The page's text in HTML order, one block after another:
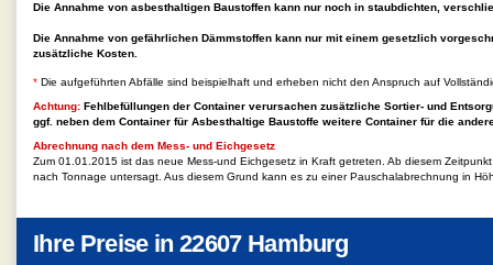
Die Annahme von asbesthaltigen Baustoffen kann nur noch in staubdichten,
Die Annahme von gefährlichen Dämmstoffen kann nur mit einem gesetzlich
zusätzliche Kosten.
* Die aufgeführten Abfälle sind beispielhaft und erheben nicht den Anspruch auf
Achtung: Fehlbefüllungen der Container verursachen zusätzliche Sortier- und
ggf. neben dem Container für Asbesthaltige Baustoffe weitere Container für die
Abrechnung nach dem Mess- und Eichgesetz
Zum 01.01.2015 ist das neue Mess-und Eichgesetz in Kraft getreten. Ab diesem
nach Tonnage untersagt. Aus diesem Grund kann es zu einer Pauschalabrechnung in
Ihre Preise in22607 Hamburg